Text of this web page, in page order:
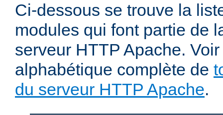
Ci-dessous se trouve la
modules qui font partie de
serveur HTTP Apache.
alphabétique complète de
du serveur HTTP Apache.